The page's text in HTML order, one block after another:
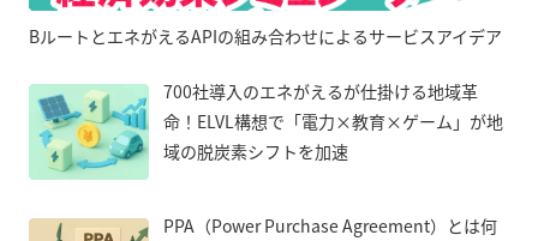
BルートとエネがえるAPIの組み合わせによるサービスアイデア
700社導入のエネがえるが仕掛ける地域革
命！ELVL構想で「電力×教育×ゲーム」が地
域の脱炭素シフトを加速
PPA（Power Purchase Agreement）とは何